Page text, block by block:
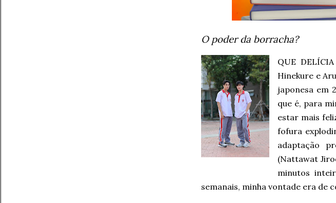
O poder da borracha?
QUE
Hinekure e
japonesa em
que é, para
estar mais
fofura
adaptação
(Nattawat
minutos
semanais, minha vontade era